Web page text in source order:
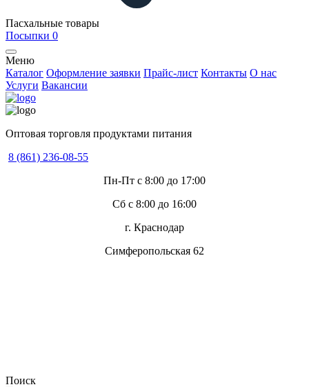
Пасхальные товары
Посыпки 0
Меню
Каталог Оформление заявки Прайс-лист Контакты О нас
Услуги Вакансии
Оптовая торговля продуктами питания
8 (861) 236-08-55
Пн-Пт с 8:00 до 17:00
Сб с 8:00 до 16:00
г. Краснодар
Симферопольская 62
Поиск